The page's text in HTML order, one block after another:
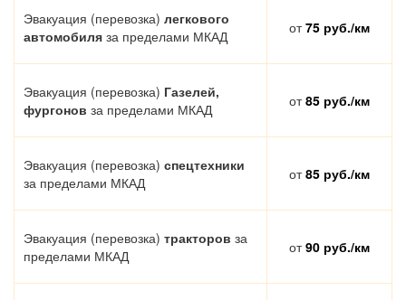
Эвакуация (перевозка) легкового
автомобиля за пределами МКАД от75 руб./км
Эвакуация (перевозка) Газелей,
фургонов за пределами МКАД от85 руб./км
Эвакуация (перевозка) спецтехники
за пределами МКАД
от85 руб./км
Эвакуация (перевозка) тракторов за
пределами МКАД
от90 руб./км